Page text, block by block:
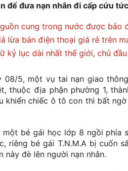
để đưa nạn nhân đi cấp cứu
cung trong nước được bảo
lừa bán điện thoại giá rẻ trên
kỷ lục dài nhất thế giới, chủ
08/5, một vụ tai nạn giao
thuộc địa phận phường 1,
khiển chiếc ô tô con thì bất
bé gái học lớp 8 ngồi phía
riêng bé gái T.N.M.A bị cuốn
đè lên người nạn nhân.